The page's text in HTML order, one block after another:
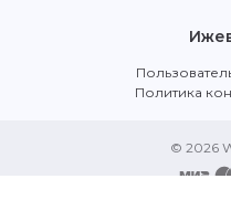
Политика
© 2026